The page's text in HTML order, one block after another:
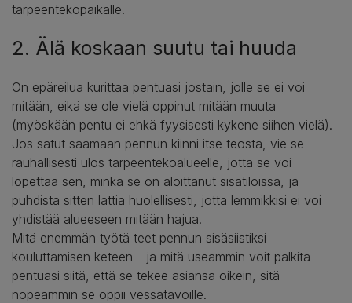
tarpeentekopaikalle.
2. Älä koskaan suutu tai huuda
On epäreilua kurittaa pentuasi jostain, jolle se ei voi
mitään, eikä se ole vielä oppinut mitään muuta
(myöskään pentu ei ehkä fyysisesti kykene siihen vielä).
Jos satut saamaan pennun kiinni itse teosta, vie se
rauhallisesti ulos tarpeentekoalueelle, jotta se voi
lopettaa sen, minkä se on aloittanut sisätiloissa, ja
puhdista sitten lattia huolellisesti, jotta lemmikkisi ei voi
yhdistää alueeseen mitään hajua.
Mitä enemmän työtä teet pennun sisäsiistiksi
kouluttamisen keteen - ja mitä useammin voit palkita
pentuasi siitä, että se tekee asiansa oikein, sitä
nopeammin se oppii vessatavoille.